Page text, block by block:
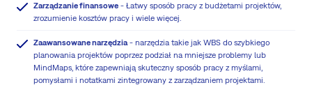
Zarządzanie finansowe - Łatwy sposób pracy z budżetami projektów,
zrozumienie kosztów pracy i wiele więcej.
Zaawansowane narzędzia- narzędzia takie jak WBS do szybkiego
planowania projektów poprzez podział na mniejsze problemy lub
MindMaps, które zapewniają skuteczny sposób pracy z myślami,
pomysłami i notatkami zintegrowany z zarządzaniem projektami.